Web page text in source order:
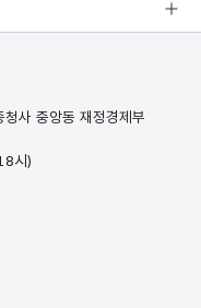
사 중앙동 재정경제부
시)